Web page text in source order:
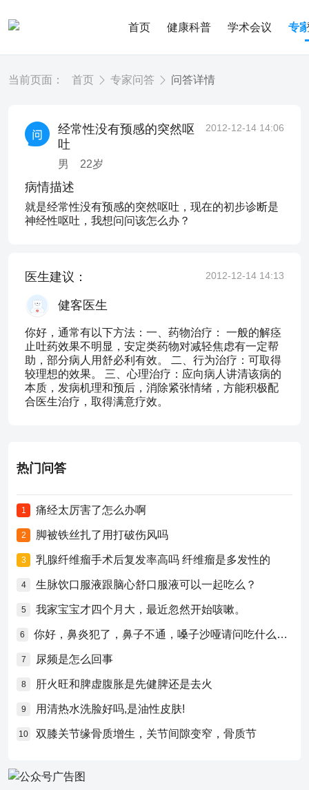
首页 健康科普 学术会议 专
当前页面： 首页 专家问答 问答详情
经常性没有预感的突然呕
吐
男 22岁
2012-12-14 14:06
病情描述
就是经常性没有预感的突然呕吐，现在的初步诊断是
神经性呕吐，我想问问该怎么办？
医生建议： 2012-12-14 14:13
健客医生
你好，通常有以下方法：一、药物治疗： 一般的解痉
止吐药效果不明显，安定类药物对减轻焦虑有一定帮
助，部分病人用舒必利有效。 二、行为治疗：可取得
较理想的效果。 三、心理治疗：应向病人讲清该病的
本质，发病机理和预后，消除紧张情绪，方能积极配
合医生治疗，取得满意疗效。
热门问答
1 痛经太厉害了怎么办啊
2 脚被铁丝扎了用打破伤风吗
3 乳腺纤维瘤手术后复发率高吗 纤维瘤是多发性的
4 生脉饮口服液跟脑心舒口服液可以一起吃么？
5 我家宝宝才四个月大，最近忽然开始咳嗽。
6 你好，鼻炎犯了，鼻子不通，嗓子沙哑请问吃什么药比较好？
7 尿频是怎么回事
8 肝火旺和脾虚腹胀是先健脾还是去火
9 用清热水洗脸好吗,是油性皮肤!
10 双膝关节缘骨质增生，关节间隙变窄，骨质节